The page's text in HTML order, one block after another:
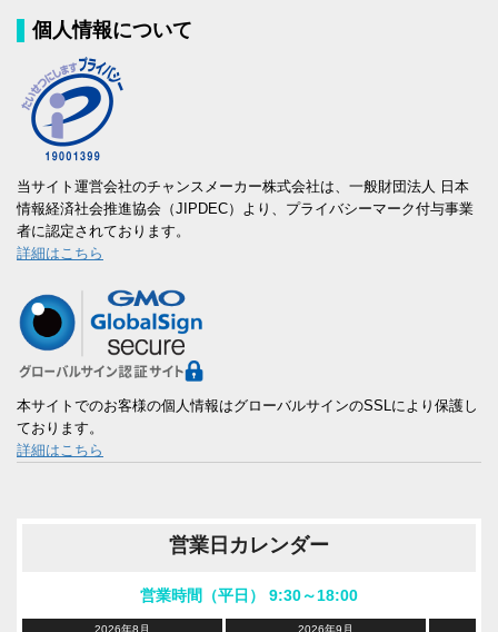
個人情報について
当サイト運営会社のチャンスメーカー株式会社は、一般財団法人 日本
情報経済社会推進協会（JIPDEC）より、プライバシーマーク付与事業
者に認定されております。
詳細はこちら
本サイトでのお客様の個人情報はグローバルサインのSSLにより保護し
ております。
詳細はこちら
営業日カレンダー
営業時間（平日） 9:30～18:00
2026年8月
2026年9月